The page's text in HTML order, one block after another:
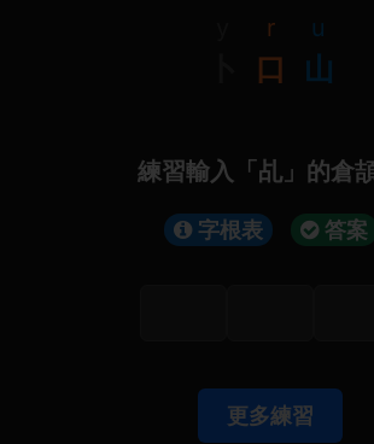
r
口
u
山
練習輸入「乩」的倉
字根表 答案
更多練習